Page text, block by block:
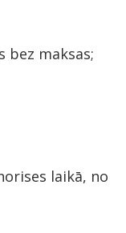
bez maksas;
laikā, no